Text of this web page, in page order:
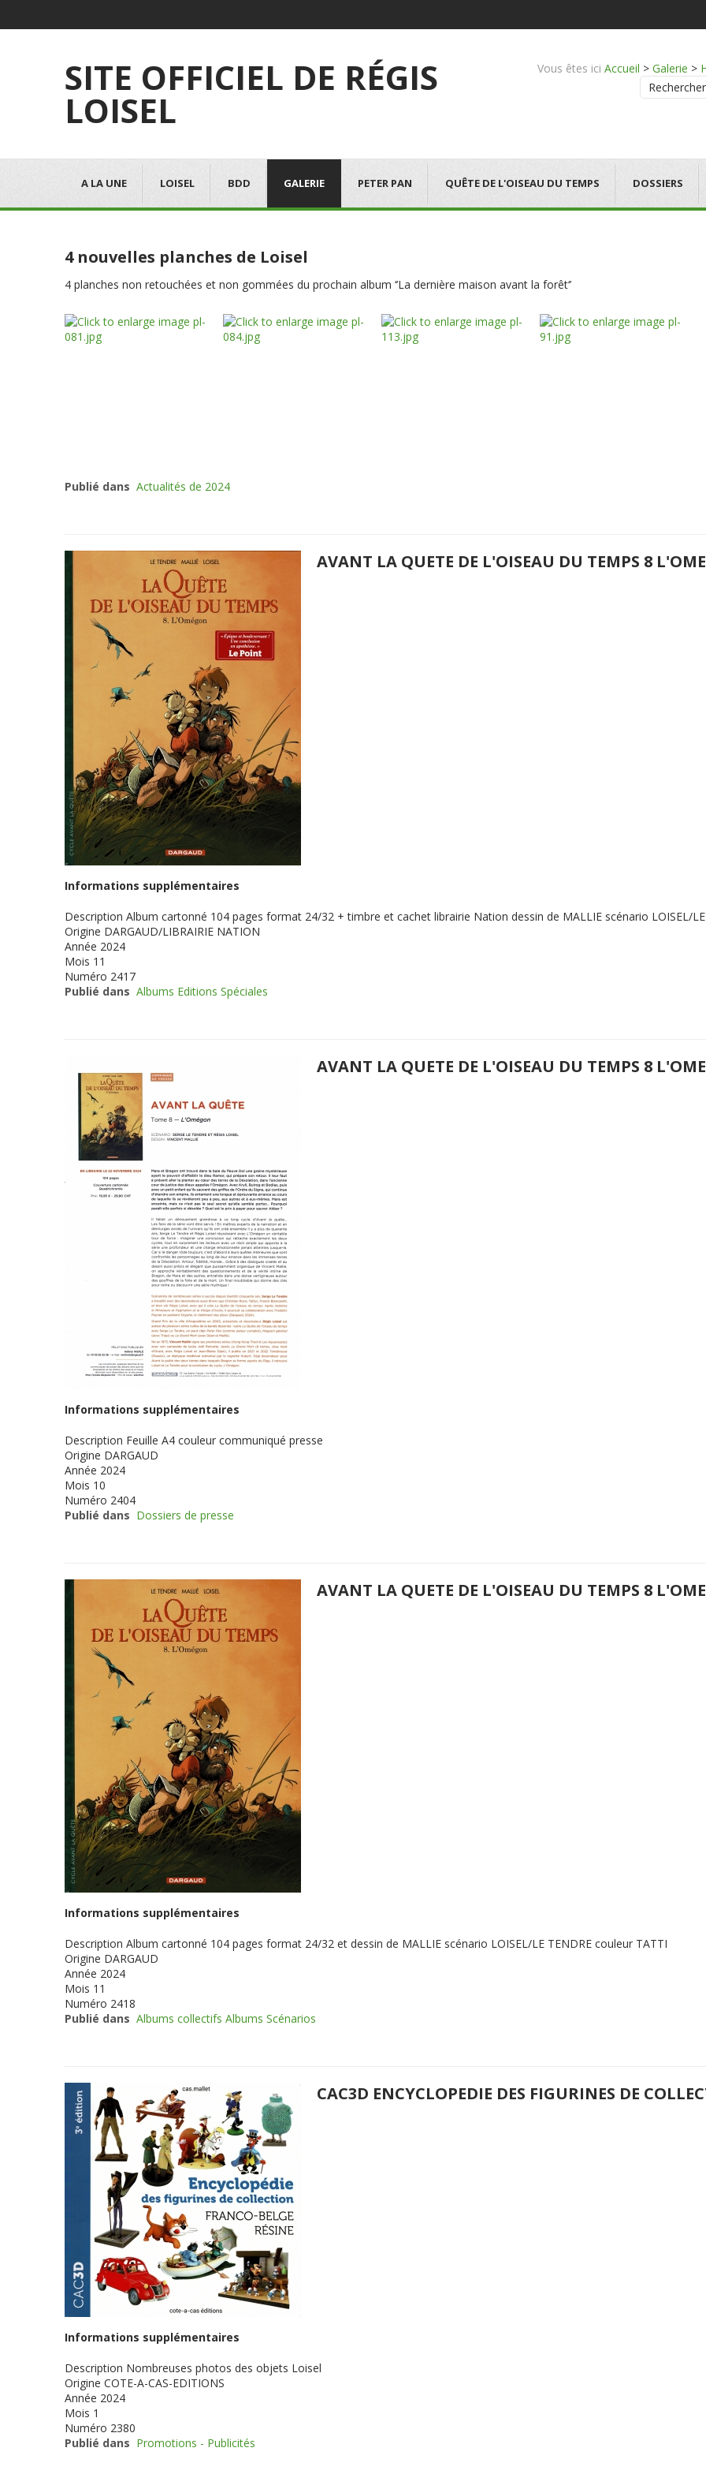
SITE OFFICIEL DE RÉGIS
LOISEL
Vous êtes ici Accueil > Galerie >
Rechercher
A LA UNE LOISEL BDD GALERIE PETER PAN QUÊTE DE L'OISEAU DU TEMPS DOSSIERS
4 nouvelles planches de Loisel
4 planches non retouchées et non gommées du prochain album ‘’La dernière maison avant la forêt‘’
Publié dans Actualités de 2024
AVANT LA QUETE DE L'OISEAU DU TEMPS 8
Informations supplémentaires
Description Album cartonné 104 pages format 24/32 + timbre et cachet librairie Nation dessin de MALLIE scénario LOISEL/
Origine DARGAUD/LIBRAIRIE NATION
Année 2024
Mois 11
Numéro 2417
Publié dans Albums Editions Spéciales
AVANT LA QUETE DE L'OISEAU DU TEMPS 8
Informations supplémentaires
Description Feuille A4 couleur communiqué presse
Origine DARGAUD
Année 2024
Mois 10
Numéro 2404
Publié dans Dossiers de presse
AVANT LA QUETE DE L'OISEAU DU TEMPS 8
Informations supplémentaires
Description Album cartonné 104 pages format 24/32 et dessin de MALLIE scénario LOISEL/LE TENDRE couleur TATTI
Origine DARGAUD
Année 2024
Mois 11
Numéro 2418
Publié dans Albums collectifs Albums Scénarios
CAC3D ENCYCLOPEDIE DES FIGURINES DE
Informations supplémentaires
Description Nombreuses photos des objets Loisel
Origine COTE-A-CAS-EDITIONS
Année 2024
Mois 1
Numéro 2380
Publié dans Promotions - Publicités